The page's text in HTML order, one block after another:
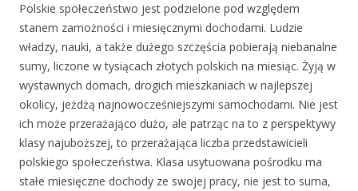
Polskie społeczeństwo jest podzielone pod względem
stanem zamożności i miesięcznymi dochodami. Ludzie
władzy, nauki, a także dużego szczęścia pobierają niebanalne
sumy, liczone w tysiącach złotych polskich na miesiąc. Żyją w
wystawnych domach, drogich mieszkaniach w najlepszej
okolicy, jeżdżą najnowocześniejszymi samochodami. Nie jest
ich może przerażająco dużo, ale patrząc na to z perspektywy
klasy najuboższej, to przerażająca liczba przedstawicieli
polskiego społeczeństwa. Klasa usytuowana pośrodku ma
stałe miesięczne dochody ze swojej pracy, nie jest to suma,